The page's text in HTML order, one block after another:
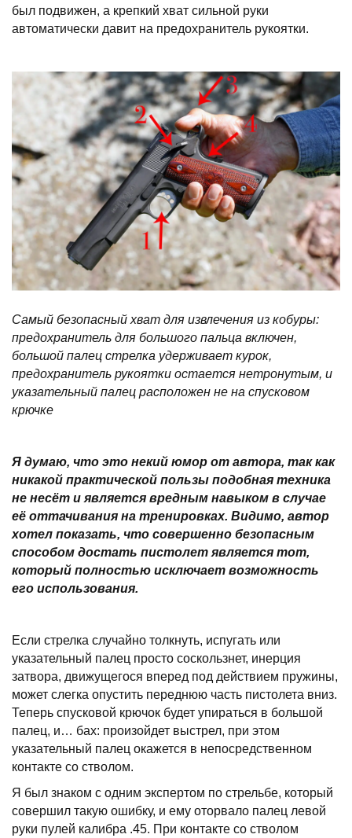
был подвижен, а крепкий хват сильной руки
автоматически давит на предохранитель рукоятки.
Самый безопасный хват для извлечения из кобуры:
предохранитель для большого пальца включен,
большой палец стрелка удерживает курок,
предохранитель рукоятки остается нетронутым, и
указательный палец расположен не на спусковом
крючке
Я думаю, что это некий юмор от автора, так как
никакой практической пользы подобная техника
не несёт и является вредным навыком в случае
её оттачивания на тренировках. Видимо, автор
хотел показать, что совершенно безопасным
способом достать пистолет является тот,
который полностью исключает возможность
его использования.
Если стрелка случайно толкнуть, испугать или
указательный палец просто соскользнет, инерция
затвора, движущегося вперед под действием пружины,
может слегка опустить переднюю часть пистолета вниз.
Теперь спусковой крючок будет упираться в большой
палец, и… бах: произойдет выстрел, при этом
указательный палец окажется в непосредственном
контакте со стволом.
Я был знаком с одним экспертом по стрельбе, который
совершил такую ошибку, и ему оторвало палец левой
руки пулей калибра .45. При контакте со стволом